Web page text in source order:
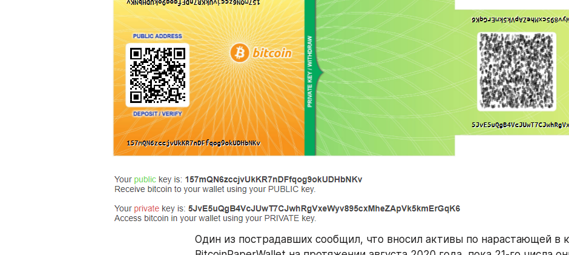
Один из пострадавших сообщил, что вносил активы по нарастающей в